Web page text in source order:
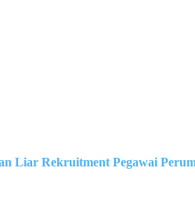
Liar Rekruitment Pegawai